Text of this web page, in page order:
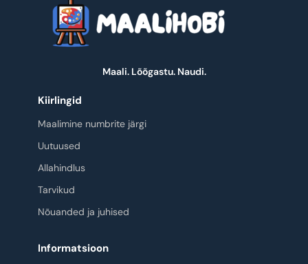
Maali. Lõõgastu. Naudi.
Kiirlingid
Maalimine numbrite järgi
Uutuused
Allahindlus
Tarvikud
Nõuanded ja juhised
Informatsioon